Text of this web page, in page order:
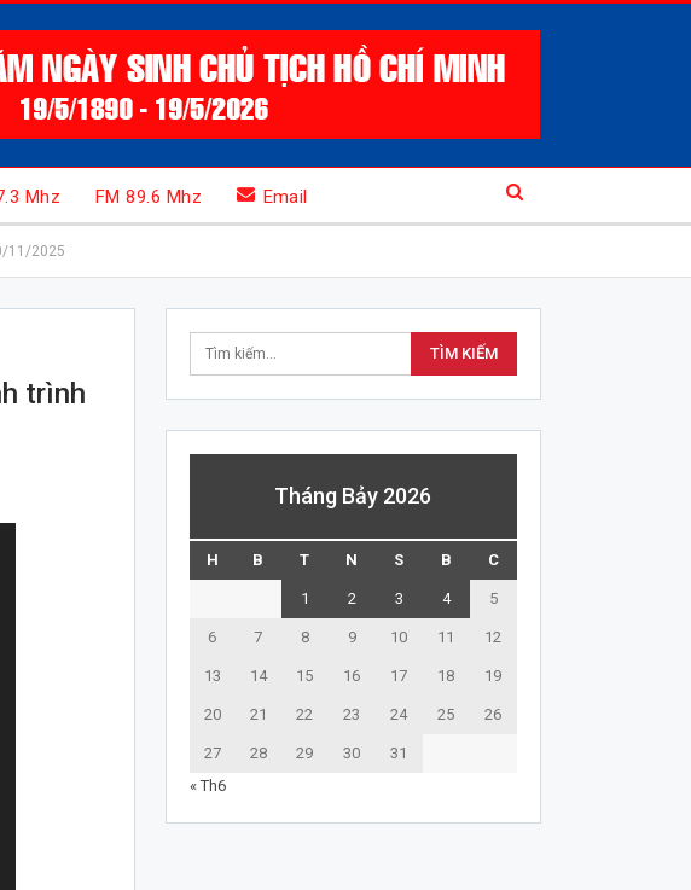
Mhz FM 89.6 Mhz Email
11/2025
trình
Tháng Bảy 2026
H B T N S B C
1 2 3 4 5
6 7 8 9 10 11 12
13 14 15 16 17 18 19
20 21 22 23 24 25 26
27 28 29 30
31
« Th6